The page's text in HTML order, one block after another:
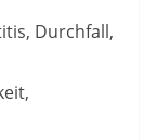
Durchfall,